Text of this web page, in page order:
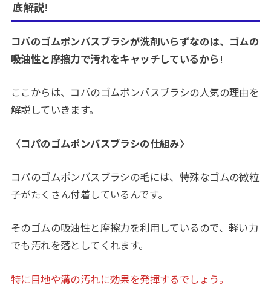
底解説!
コパのゴムポンバスブラシが洗剤いらずなのは、ゴムの
吸油性と摩擦力で汚れをキャッチしているから !
ここからは、コパのゴムポンバスブラシの人気の理由を
解説していきます。
〈コパのゴムポンバスブラシの仕組み〉
コパのゴムポンバスブラシの毛には、特殊なゴムの微粒
子がたくさん付着しているんです。
そのゴムの吸油性と摩擦力を利用しているので、軽い力
でも汚れを落としてくれます。
特に目地や溝の汚れに効果を発揮するでしょう。